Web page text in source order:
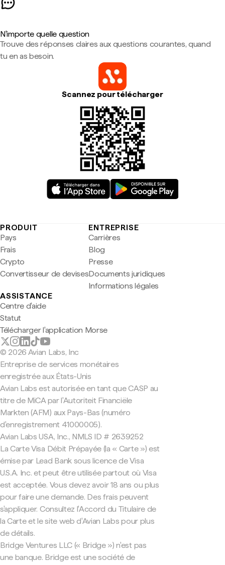
N'importe quelle question
Trouve des réponses claires aux questions courantes, quand
tu en as besoin.
Scannez pour télécharger
PRODUIT
Pays
Frais
Crypto
Convertisseur de devises
ENTREPRISE
Carrières
Blog
Presse
Documents juridiques
Informations légales
ASSISTANCE
Centre d'aide
Statut
Télécharger l'application Morse
© 2026 Avian Labs, Inc
Entreprise de services monétaires
enregistrée aux États-Unis
Avian Labs est autorisée en tant que CASP au
titre de MiCA par l'Autoriteit Financiële
Markten (AFM) aux Pays-Bas (numéro
d'enregistrement 41000005).
Avian Labs USA, Inc., NMLS ID # 2639252
La Carte Visa Débit Prépayée (la « Carte ») est
émise par Lead Bank sous licence de Visa
U.S.A. Inc. et peut être utilisée partout où Visa
est acceptée. Vous devez avoir 18 ans ou plus
pour faire une demande. Des frais peuvent
s'appliquer. Consultez l'Accord du Titulaire de
la Carte et le site web d'Avian Labs pour plus
de détails.
Bridge Ventures LLC (« Bridge ») n'est pas
une banque. Bridge est une société de